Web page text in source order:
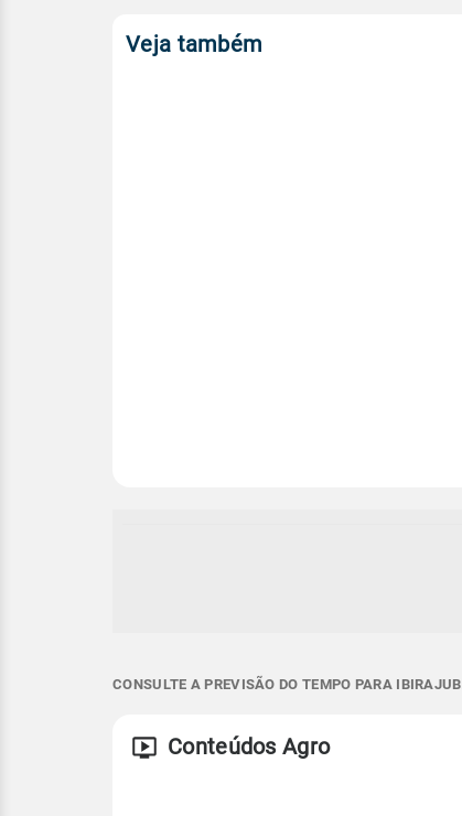
Veja também
CONSULTE A PREVISÃO DO TEMPO PARA
Conteúdos Agro